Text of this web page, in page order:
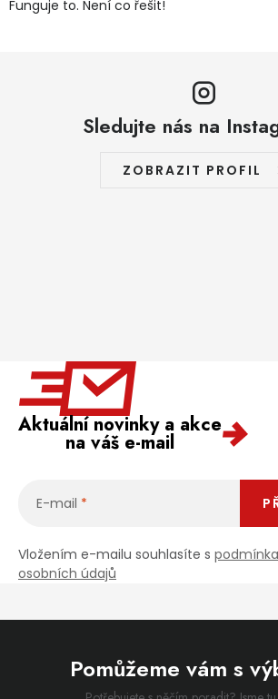
Funguje to. Není co řešit!
Sledujte nás na
ZOBRAZIT PROFIL
Aktuální novinky a akce
na váš e-mail
E-mail
Vložením e-mailu souhlasíte s
osobních údajů
Pomůžeme vám s